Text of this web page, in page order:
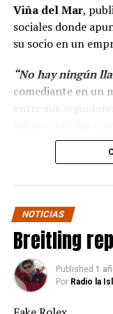
Viña del Mar,
sociales donde
su socio en un
“No hay ningún
comediante en un
entre sus
en el tiempo.
“Hola a
pasado
y no
de
para
tanto
NOTICIAS
Breitling
Published 1
Por Radio la